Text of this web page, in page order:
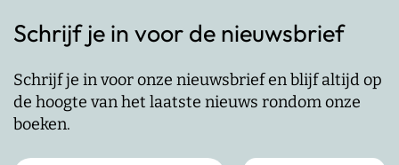
Schrijf je in voor de nieuwsbrief
Schrijf je in voor onze nieuwsbrief en blijf altijd op
de hoogte van het laatste nieuws rondom onze
boeken.